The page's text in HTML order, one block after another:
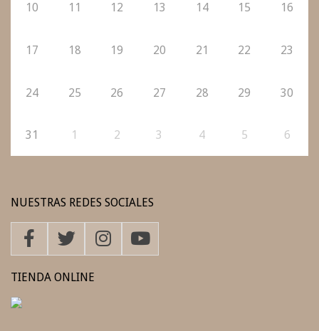
10 11 12 13 14 15 16
17 18 19 20 21 22 23
24 25 26 27 28 29 30
31 1 2 3 4 5 6
NUESTRAS REDES SOCIALES
TIENDA ONLINE